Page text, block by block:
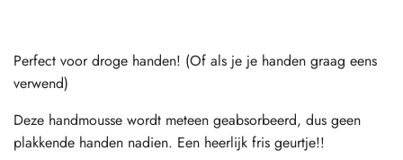
Perfect voor droge handen! (Of als je je handen graag eens
verwend)
Deze handmousse wordt meteen geabsorbeerd, dus geen
plakkende handen nadien. Een heerlijk fris geurtje!!